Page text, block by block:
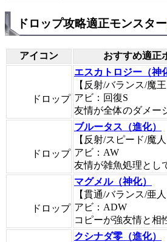
ドロップ攻略適正モンスター
アイコン おすすめ適正
ドロップ
エスカトロジー（神
【反射/バランス/魔王
アビ：回復S
友情が全体のダメー
ドロップ
ブルータス（進化）
【反射/スピード/魔人
アビ：AW
友情が雑魚処理とし
ドロップ
マグメル（神化）
【貫通/バランス/亜人
アビ：ADW
コピーが強友情と相
クシナダ零（進化）